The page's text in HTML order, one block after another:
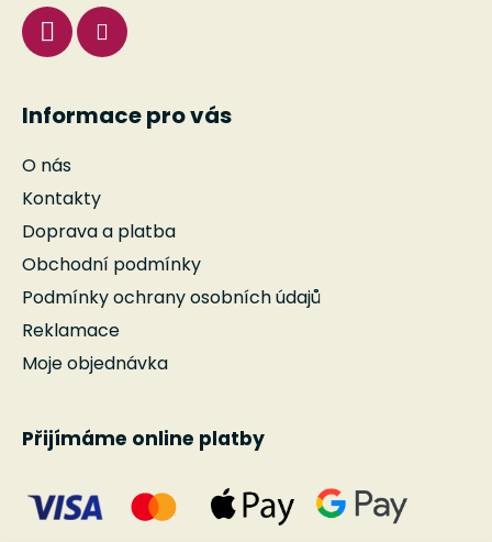
Informace pro vás
O nás
Kontakty
Doprava a platba
Obchodní podmínky
Podmínky ochrany osobních údajů
Reklamace
Moje objednávka
Přijímáme online platby